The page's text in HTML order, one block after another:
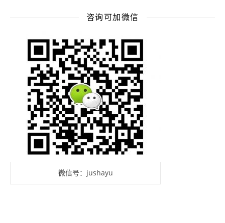
咨询可加微信
微信号：jushayu